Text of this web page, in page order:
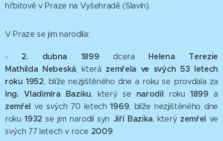
hřbitově v Praze na Vyšehradě (Slavín).
V Praze se jim narodila:
- 2. dubna 1899 dcera Helena Terezie
Mathilda Nebeská, která zemřela ve svých 53 letech
roku1952, blíže nezjištěného dne a roku se provdala za
Ing. Vladimíra Baziku, který se narodil roku1899a
zemřel ve svých 70 letech1969, blíže nezjištěného dne
roku1932se jim narodil syn Jiří Bazika, který zemřel ve
svých 77 letech v roce 2009